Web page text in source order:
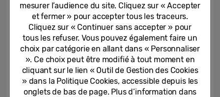
mesurer l’audience du site. Cliquez sur « Accepter
et fermer » pour accepter tous les traceurs.
Cliquez sur « Continuer sans accepter » pour
tous les refuser. Vous pouvez également faire un
choix par catégorie en allant dans « Personnaliser
». Ce choix peut être modifié à tout moment en
cliquant sur le lien « Outil de Gestion des Cookies
» dans la Politique Cookies, accessible depuis les
onglets de bas de page. Plus d’information dans